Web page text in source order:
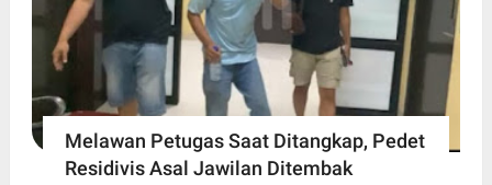
Melawan Petugas Saat Ditangkap, Pedet
Residivis Asal Jawilan Ditembak